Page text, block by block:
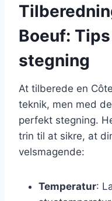
Boeuf:
stegning
At tilberede en
teknik, men med
perfekt stegning.
trin til at sikre, at
velsmagende:
Temperatur: